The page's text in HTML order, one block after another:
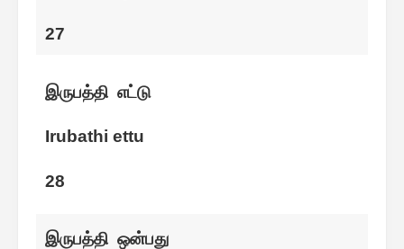
27
இருபத்தி எட்டு
Irubathi ettu
28
இருபத்தி ஒன்பது